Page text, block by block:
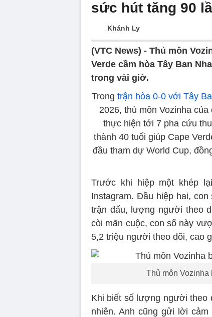
sức hút tăng 90
Khánh Ly
(VTC News) - Thủ môn
Verde cầm hòa Tây Ban
trong vài giờ.
Trong trận hòa 0-0 với Tây
2026, thủ môn Vozinha
thực hiện tới 7 pha cứu
thành 40 tuổi giúp Cape
đầu tham dự World Cup,
Trước khi hiệp một khép
Instagram. Đầu hiệp hai,
trận đấu, lượng người theo
còi mãn cuộc, con số này
5,2 triệu người theo dõi, cao
Thủ môn Vozinha
Khi biết số lượng người theo
nhiên. Anh cũng gửi lời